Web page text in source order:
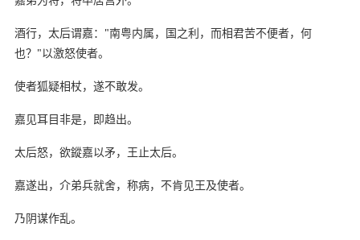
酒行，太后谓嘉："南粤内属，国之利，而相君苦不便者，何
也？"以激怒使者。
使者狐疑相杖，遂不敢发。
嘉见耳目非是，即趋出。
太后怒，欲鏦嘉以矛，王止太后。
嘉遂出，介弟兵就舍，称病，不肯见王及使者。
乃阴谋作乱。